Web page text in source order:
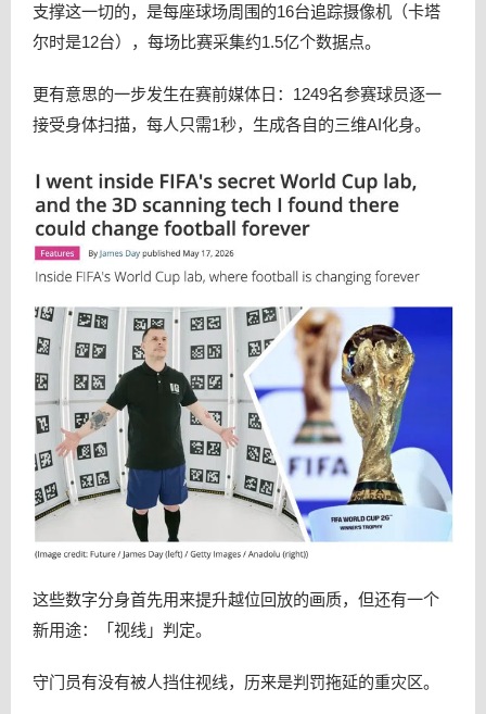
支撑这一切的，是每座球场周围的16台追踪摄像机（卡塔
尔时是12台），每场比赛采集约1.5亿个数据点。
更有意思的一步发生在赛前媒体日：1249名参赛球员逐一
接受身体扫描，每人只需1秒，生成各自的三维AI化身。
这些数字分身首先用来提升越位回放的画质，但还有一个
新用途：「视线」判定。
守门员有没有被人挡住视线，历来是判罚拖延的重灾区。